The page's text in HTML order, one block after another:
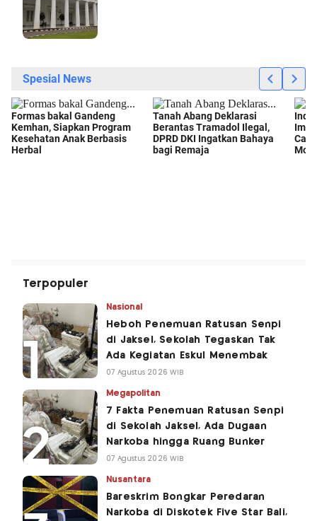
Terpopuler
Nasional
Heboh Penemuan Ratusan Senpi
di Jaksel, Sekolah Tegaskan Tak
Ada Kegiatan Eskul Menembak
07 Agustus 2026 WIB
Megapolitan
7 Fakta Penemuan Ratusan Senpi
di Sekolah Jaksel, Ada Dugaan
Narkoba hingga Ruang Bunker
07 Agustus 2026 WIB
Nusantara
Bareskrim Bongkar Peredaran
Narkoba di Diskotek Five Star Bali,